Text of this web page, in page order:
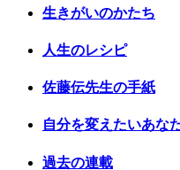
生きがいのかたち
人生のレシピ
佐藤伝先生の手紙
自分を変えたいあな
過去の連載